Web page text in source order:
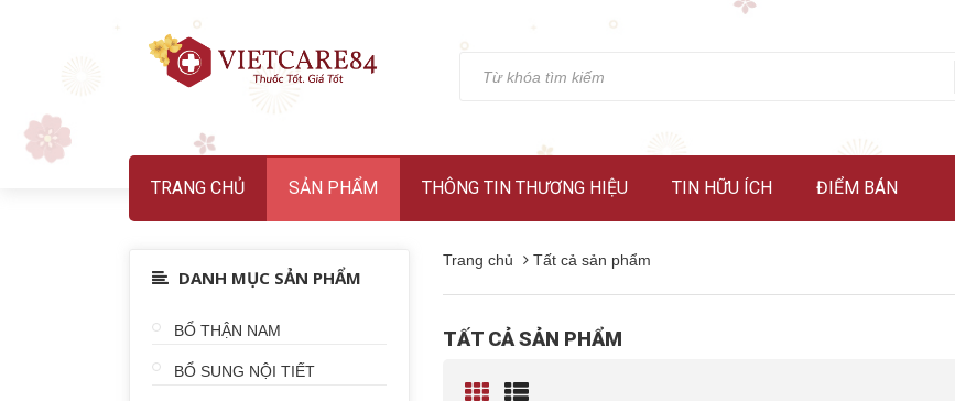
TRANG CHỦ SẢN PHẨM THÔNG TIN THƯƠNG HIỆU TIN HỮU ÍCH ĐIỂM BÁN
DANH MỤC SẢN PHẨM
BỔ THẬN NAM
BỔ SUNG NỘI TIẾT
Trang chủ Tất cả sản phẩm
TẤT CẢ SẢN PHẨM